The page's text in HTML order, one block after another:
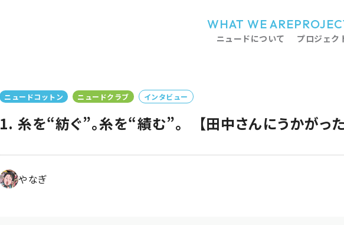
WHAT WE ARE
ニュードについて プロジェク
ニュードコットン ニュードクラブ インタビュー
1. 糸を“紡ぐ”。糸を“績む”。 【田中さんにうかがっ
やなぎ